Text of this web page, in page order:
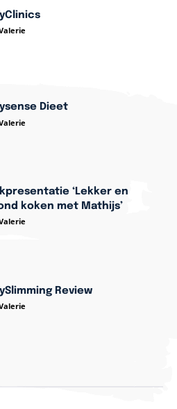
Dieet
‘Lekker en
koken met Mathijs’
Review